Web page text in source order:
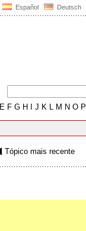
Español Deutsch
E F G H J K L M N O P
Tópico mais recente